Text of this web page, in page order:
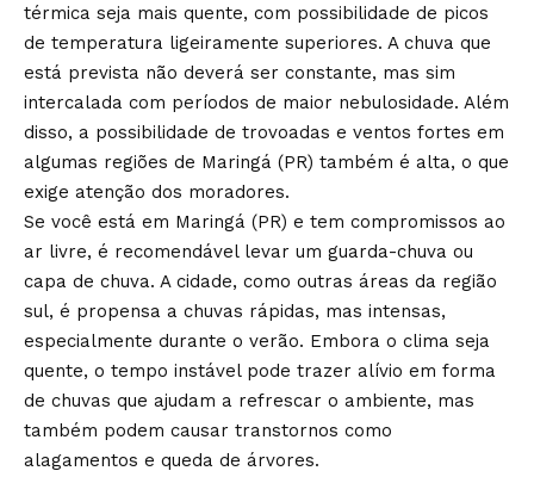
térmica seja mais quente, com possibilidade de picos
de temperatura ligeiramente superiores. A chuva que
está prevista não deverá ser constante, mas sim
intercalada com períodos de maior nebulosidade. Além
disso, a possibilidade de trovoadas e ventos fortes em
algumas regiões de Maringá (PR) também é alta, o que
exige atenção dos moradores.
Se você está em Maringá (PR) e tem compromissos ao
ar livre, é recomendável levar um guarda-chuva ou
capa de chuva. A cidade, como outras áreas da região
sul, é propensa a chuvas rápidas, mas intensas,
especialmente durante o verão. Embora o clima seja
quente, o tempo instável pode trazer alívio em forma
de chuvas que ajudam a refrescar o ambiente, mas
também podem causar transtornos como
alagamentos e queda de árvores.